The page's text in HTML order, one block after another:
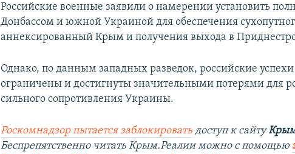
Российские военные заявили о намерении установить
Донбассом и южной Украиной для обеспечения
аннексированный Крым и получения выхода в
Однако, по данным западных разведок, российские
ограничены и достигнуты значительными потерями для
сильного сопротивления Украины.
Роскомнадзор пытается заблокировать доступ к сайту
Беспрепятственно читать Крым.Реалии можно с помощью